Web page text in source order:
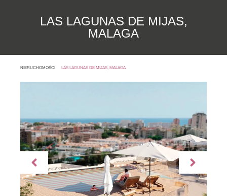
LAS LAGUNAS DE MIJAS,
MALAGA
NIERUCHOMOŚCI LAS LAGUNAS DE MIJAS, MALAGA